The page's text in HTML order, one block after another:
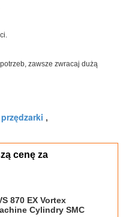
zawsze zwracaj dużą
przędzarki ,
cenę za
870 EX Vortex
Cylindry SMC